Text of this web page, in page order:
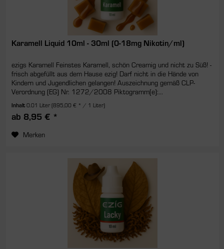
Karamell Liquid 10ml - 30ml (0-18mg Nikotin/ml)
ezigs Karamell Feinstes Karamell, schön Creamig und nicht zu Süß! -
frisch abgefüllt aus dem Hause ezig! Darf nicht in die Hände von
Kindern und Jugendlichen gelangen! Auszeichnung gemäß CLP-
Verordnung (EG) Nr. 1272/2008 Piktogramm(e):...
Inhalt0.01 Liter(895,00 € * / 1 Liter)
ab 8,95 € *
Merken